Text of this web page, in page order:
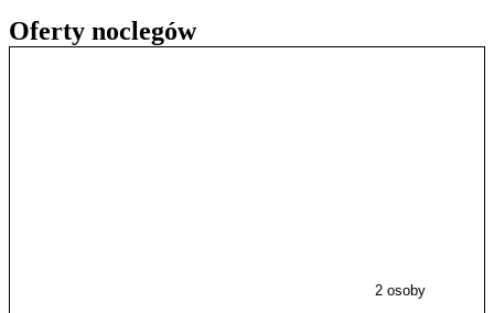
Oferty noclegów
2 osoby